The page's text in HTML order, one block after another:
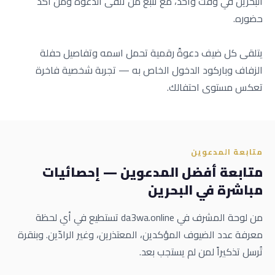
حضوره.
يتلقى كل ضيف دعوةً رقمية تحمل اسمه وتفاصيل حفلة
الزفاف وباركود الدخول الخاص به — تجربة شخصية فاخرة
تعكس مستوى احتفالك.
متابعة المدعوين
متابعة أفضل المدعوين — إحصائيات
مباشرة في البحرين
من لوحة المشرف في da3wa.online تستطيع في أي لحظة
معرفة عدد الضيوف المؤكدين، المعتذرين، وغير الرادّين. وبنقرة
تُرسل تذكيراً لمن لم يستجب بعد.